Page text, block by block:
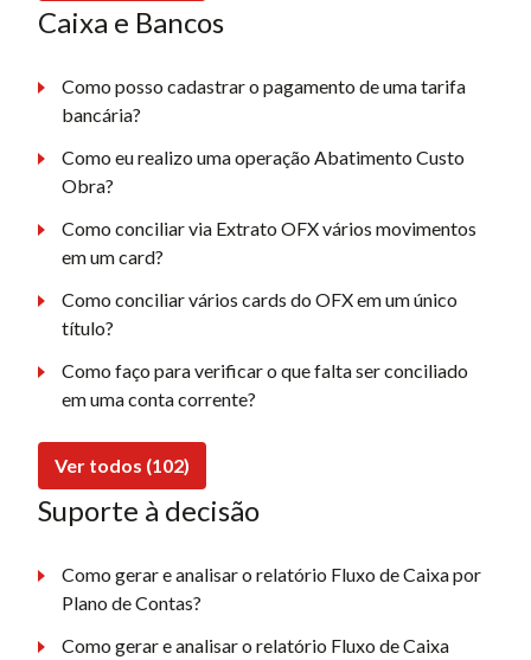
Caixa e Bancos
Como posso cadastrar o pagamento de uma tarifa
bancária?
Como eu realizo uma operação Abatimento Custo
Obra?
Como conciliar via Extrato OFX vários movimentos
em um card?
Como conciliar vários cards do OFX em um único
título?
Como faço para verificar o que falta ser conciliado
em uma conta corrente?
Ver todos (102)
Suporte à decisão
Como gerar e analisar o relatório Fluxo de Caixa por
Plano de Contas?
Como gerar e analisar o relatório Fluxo de Caixa